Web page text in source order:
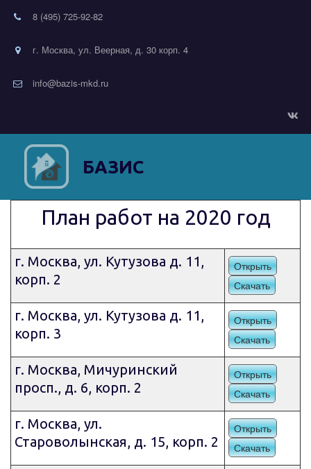
8 (495) 725-92-82
г. Москва, ул. Веерная, д. 30 корп. 4
info@bazis-mkd.ru
БАЗИС
План работ на 2020 год
г. Москва, ул. Кутузова д. 11,
корп. 2
Открыть
Скачать
г. Москва, ул. Кутузова д. 11,
корп. 3
Открыть
Скачать
г. Москва, Мичуринский
просп., д. 6, корп. 2
Открыть
Скачать
г. Москва, ул.
Староволынская, д. 15, корп. 2
Открыть
Скачать